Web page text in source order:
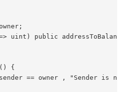
uint) public
{
== owner , "Sender is